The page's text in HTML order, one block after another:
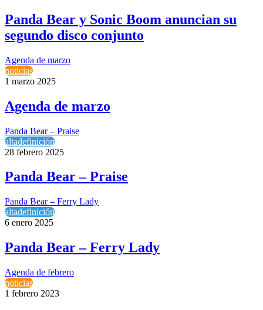
Panda Bear y Sonic Boom anuncian su
segundo disco conjunto
Agenda de marzo
noticias
1 marzo 2025
Agenda de marzo
Panda Bear – Praise
altadefinición
28 febrero 2025
Panda Bear – Praise
Panda Bear – Ferry Lady
altadefinición
6 enero 2025
Panda Bear – Ferry Lady
Agenda de febrero
noticias
1 febrero 2023